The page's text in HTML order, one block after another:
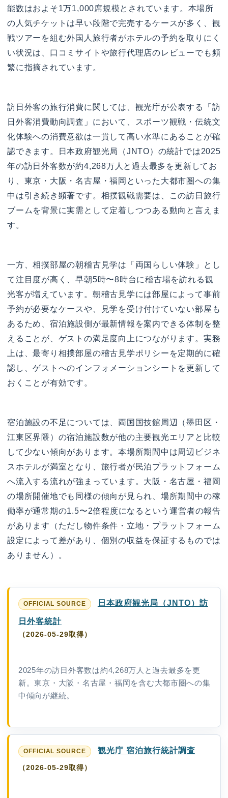
能数はおよそ1万1,000席規模とされています。本場所
の人気チケットは早い段階で完売するケースが多く、観
戦ツアーを組む外国人旅行者がホテルの予約を取りにく
い状況は、口コミサイトや旅行代理店のレビューでも頻
繁に指摘されています。
訪日外客の旅行消費に関しては、観光庁が公表する「訪
日外客消費動向調査」において、スポーツ観戦・伝統文
化体験への消費意欲は一貫して高い水準にあることが確
認できます。日本政府観光局（JNTO）の統計では2025
年の訪日外客数が約4,268万人と過去最多を更新してお
り、東京・大阪・名古屋・福岡といった大都市圏への集
中は引き続き顕著です。相撲観戦需要は、この訪日旅行
ブームを背景に実需として定着しつつある動向と言えま
す。
一方、相撲部屋の朝稽古見学は「両国らしい体験」とし
て注目度が高く、早朝5時〜8時台に稽古場を訪れる観
光客が増えています。朝稽古見学には部屋によって事前
予約が必要なケースや、見学を受け付けていない部屋も
あるため、宿泊施設側が最新情報を案内できる体制を整
えることが、ゲストの満足度向上につながります。実務
上は、最寄り相撲部屋の稽古見学ポリシーを定期的に確
認し、ゲストへのインフォメーションシートを更新して
おくことが有効です。
宿泊施設の不足については、両国国技館周辺（墨田区・
江東区界隈）の宿泊施設数が他の主要観光エリアと比較
して少ない傾向があります。本場所期間中は周辺ビジネ
スホテルが満室となり、旅行者が民泊プラットフォーム
へ流入する流れが強まっています。大阪・名古屋・福岡
の場所開催地でも同様の傾向が見られ、場所期間中の稼
働率が通常期の1.5〜2倍程度になるという運営者の報告
があります（ただし物件条件・立地・プラットフォーム
設定によって差があり、個別の収益を保証するものでは
ありません）。
日本政府観光局（JNTO）訪
日外客統計
（2026-05-29取得）
2025年の訪日外客数は約4,268万人と過去最多を更
新。東京・大阪・名古屋・福岡を含む大都市圏への集
中傾向が継続。
観光庁 宿泊旅行統計調査
（2026-05-29取得）